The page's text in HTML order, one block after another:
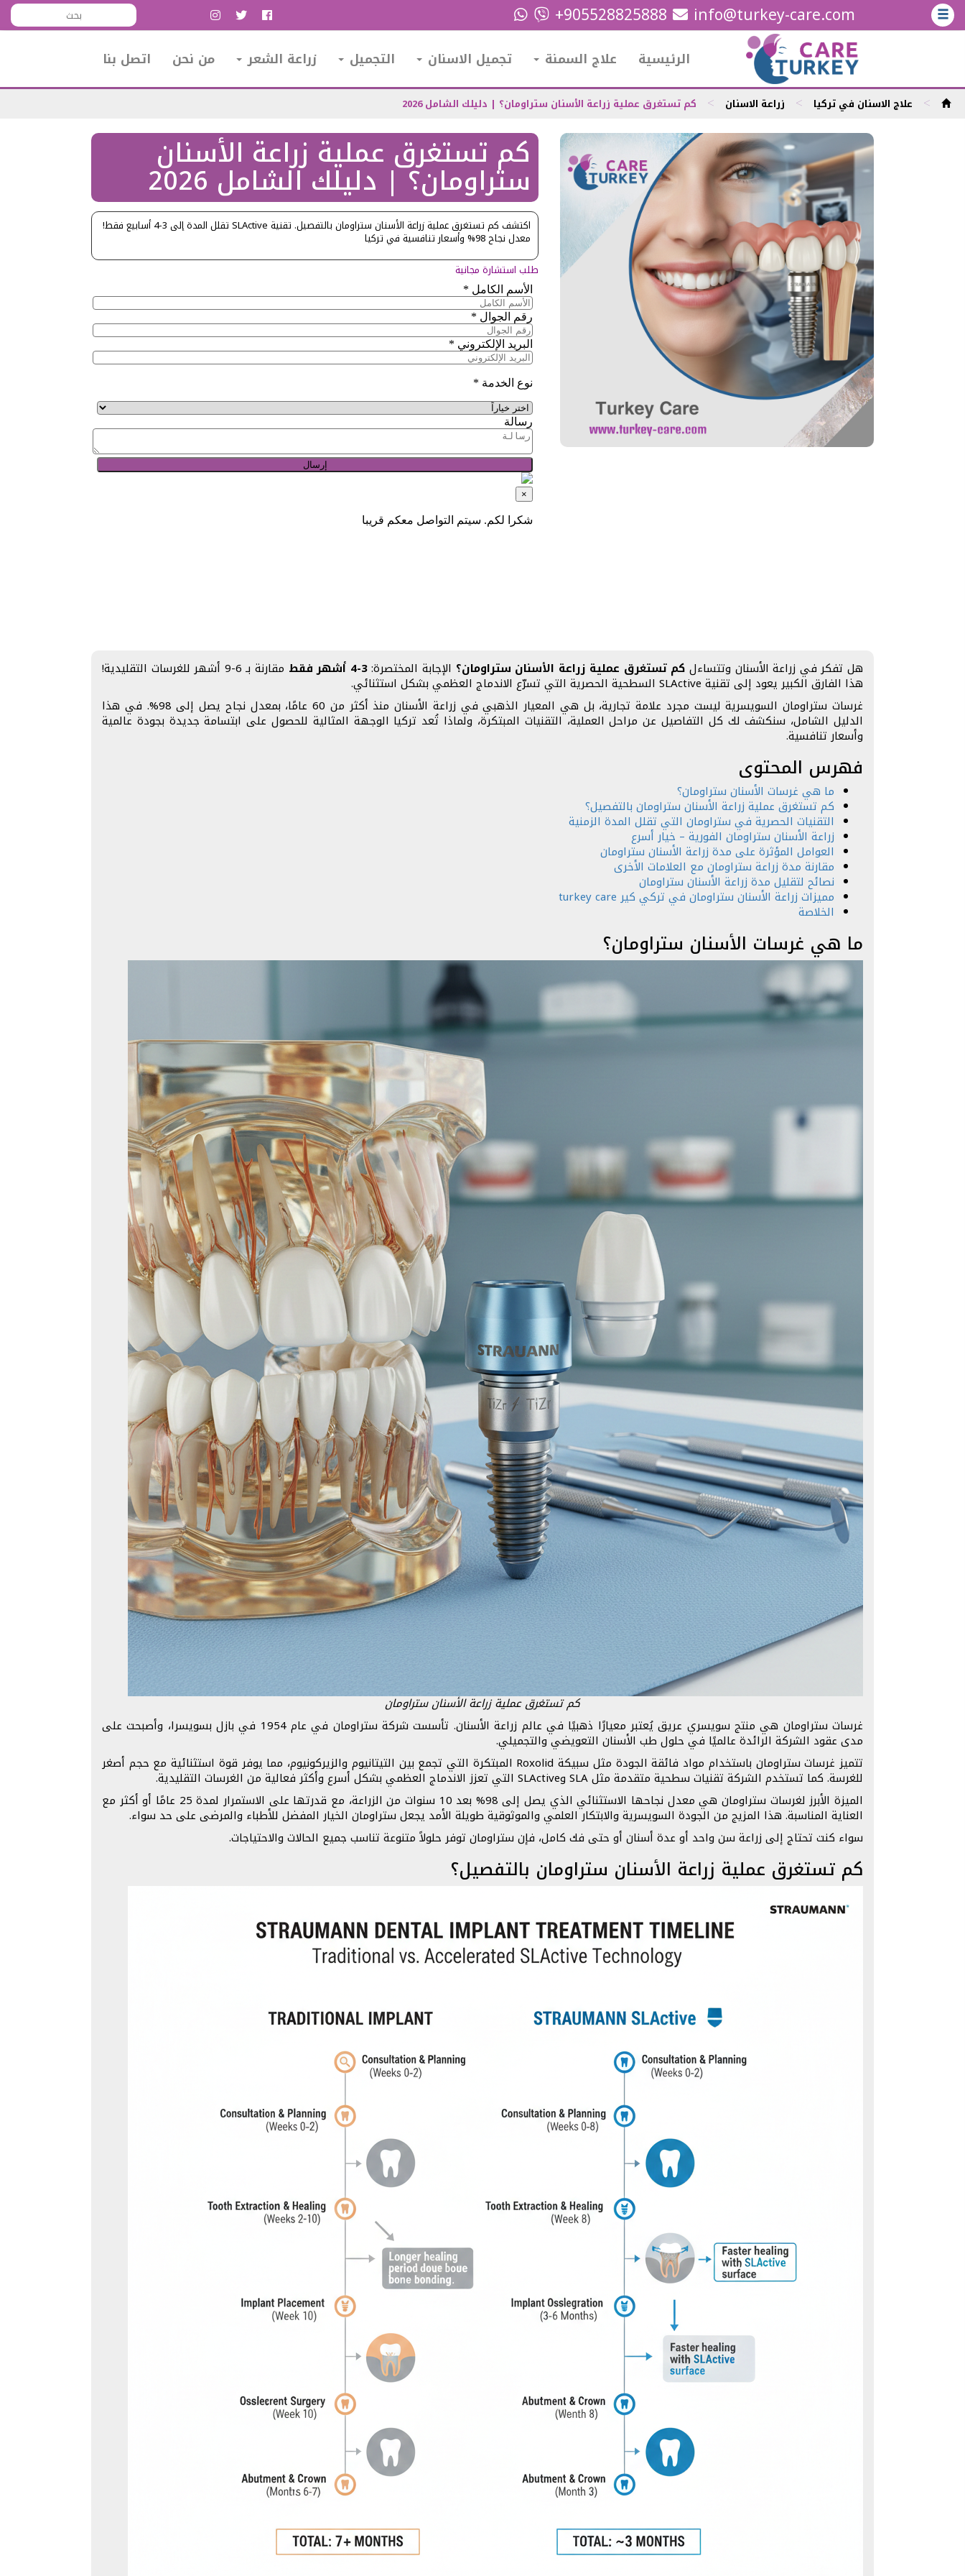
+905528825888 info@turkey-care.com
الرئيسية علاج السمنة تجميل الاسنان التجميل زراعة الشعر من نحن اتصل بنا
> علاج الاسنان في تركيا > زراعة الاسنان > كم تستغرق عملية زراعة الأسنان ستراومان؟ | دليلك الشامل 2026
كم تستغرق عملية زراعة الأسنان
ستراومان؟ | دليلك الشامل 2026
اكتشف كم تستغرق عملية زراعة الأسنان ستراومان بالتفصيل. تقنية SLActive تقلل المدة إلى 3-4 أسابيع فقط!
معدل نجاح 98% وأسعار تنافسية في تركيا
طلب استشارة مجانية
هل تفكر في زراعة الأسنان وتتساءل كم تستغرق عملية زراعة الأسنان ستراومان؟ الإجابة المختصرة:3-4 أشهر فقط مقارنة بـ 6-9 أشهر للغرسات التقليدية!
هذا الفارق الكبير يعود إلى تقنية SLActive السطحية الحصرية التي تسرّع الاندماج العظمي بشكل استثنائي.
غرسات ستراومان السويسرية ليست مجرد علامة تجارية، بل هي المعيار الذهبي في زراعة الأسنان منذ أكثر من 60 عامًا، بمعدل نجاح يصل إلى 98%. في هذا
الدليل الشامل، سنكشف لك كل التفاصيل عن مراحل العملية، التقنيات المبتكرة، ولماذا تُعد تركيا الوجهة المثالية للحصول على ابتسامة جديدة بجودة عالمية
وأسعار تنافسية.
فهرس المحتوى
ما هي غرسات الأسنان ستراومان؟
كم تستغرق عملية زراعة الأسنان ستراومان بالتفصيل؟
التقنيات الحصرية في ستراومان التي تقلل المدة الزمنية
زراعة الأسنان ستراومان الفورية – خيار أسرع
العوامل المؤثرة على مدة زراعة الأسنان ستراومان
مقارنة مدة زراعة ستراومان مع العلامات الأخرى
نصائح لتقليل مدة زراعة الأسنان ستراومان
مميزات زراعة الأسنان ستراومان في تركي كير turkey care
الخلاصة
ما هي غرسات الأسنان ستراومان؟
كم تستغرق عملية زراعة الأسنان ستراومان
غرسات ستراومان هي منتج سويسري عريق يُعتبر معيارًا ذهبيًا في عالم زراعة الأسنان. تأسست شركة ستراومان في عام 1954 في بازل بسويسرا، وأصبحت على
مدى عقود الشركة الرائدة عالميًا في حلول طب الأسنان التعويضي والتجميلي.
تتميز غرسات ستراومان باستخدام مواد فائقة الجودة مثل سبيكة Roxolid المبتكرة التي تجمع بين التيتانيوم والزيركونيوم، مما يوفر قوة استثنائية مع حجم أصغر
للغرسة. كما تستخدم الشركة تقنيات سطحية متقدمة مثل SLA وSLActive التي تعزز الاندماج العظمي بشكل أسرع وأكثر فعالية من الغرسات التقليدية.
الميزة الأبرز لغرسات ستراومان هي معدل نجاحها الاستثنائي الذي يصل إلى 98% بعد 10 سنوات من الزراعة، مع قدرتها على الاستمرار لمدة 25 عامًا أو أكثر مع
العناية المناسبة. هذا المزيج من الجودة السويسرية والابتكار العلمي والموثوقية طويلة الأمد يجعل ستراومان الخيار المفضل للأطباء والمرضى على حد سواء.
سواء كنت تحتاج إلى زراعة سن واحد أو عدة أسنان أو حتى فك كامل، فإن ستراومان توفر حلولاً متنوعة تناسب جميع الحالات والاحتياجات.
كم تستغرق عملية زراعة الأسنان ستراومان بالتفصيل؟